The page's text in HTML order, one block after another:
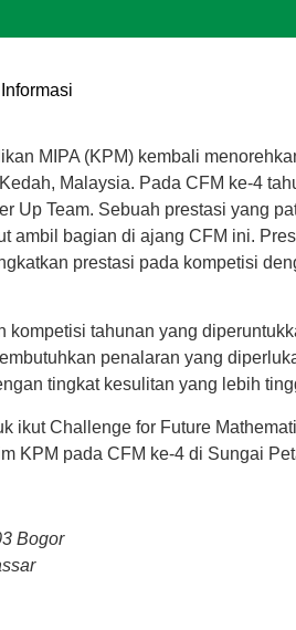
Informasi
MIPA (KPM) kembali
Malaysia. Pada CFM ke-4
Up Team. Sebuah prestasi yang
ambil bagian di ajang CFM ini.
prestasi pada kompetisi
kompetisi tahunan yang
penalaran yang
tingkat kesulitan yang lebih
Challenge for Future
KPM pada CFM ke-4 di Sungai
Bogor